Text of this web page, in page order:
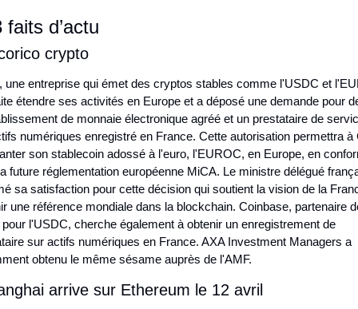
faits d’actu
crypto
une entreprise qui émet des cryptos stables comme l'USDC et
étendre ses activités en Europe et a déposé une demande pour
de monnaie électronique agréé et un prestataire de
numériques enregistré en France. Cette autorisation permettra à
son stablecoin adossé à l'euro, l'EUROC, en Europe, en
future réglementation européenne MiCA. Le ministre délégué
sa satisfaction pour cette décision qui soutient la vision de la
une référence mondiale dans la blockchain. Coinbase, partenaire
l'USDC, cherche également à obtenir un enregistrement de
sur actifs numériques en France. AXA Investment Managers a
obtenu le même sésame auprès de l'AMF.
arrive sur Ethereum le 12 avril